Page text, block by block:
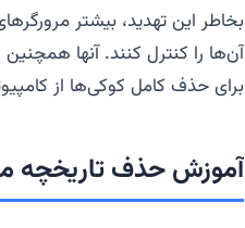
بخاطر این تهدید، بیشتر
آن‌ها را کنترل کنند. آنها
برای حذف کامل کوکی‌ها از
آموزش حذف تاریخچه